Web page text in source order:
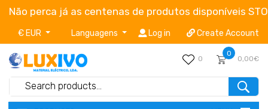
Não perca já as centenas de produtos disponíveis
€ EUR Languagens Log in Create Account
0
0
0,00€